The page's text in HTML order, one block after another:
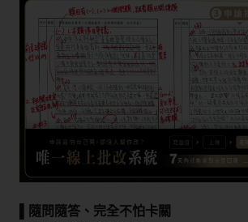
▌隨問隨答、完全不怕卡關